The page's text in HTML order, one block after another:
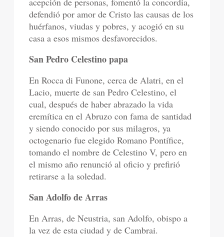
defendió por amor de Cristo las causas de los
huérfanos, viudas y pobres, y acogió en su
casa a esos mismos desfavorecidos.
San Pedro Celestino papa
En Rocca di Funone, cerca de Alatri, en el
Lacio, muerte de san Pedro Celestino, el
cual, después de haber abrazado la vida
eremítica en el Abruzo con fama de santidad
y siendo conocido por sus milagros, ya
octogenario fue elegido Romano Pontífice,
tomando el nombre de Celestino V, pero en
el mismo año renunció al oficio y prefirió
retirarse a la soledad.
San Adolfo de Arras
En Arras, de Neustria, san Adolfo, obispo a
la vez de esta ciudad y de Cambrai.